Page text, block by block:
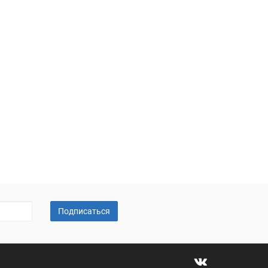
Подписаться